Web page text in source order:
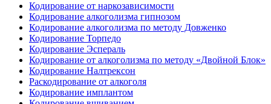
Кодирование от наркозависимости
Кодирование алкоголизма гипнозом
Кодирование алкоголизма по методу Довженко
Кодирование Торпедо
Кодирование Эспераль
Кодирование от алкоголизма по методу «Двойной Блок»
Кодирование Налтрексон
Раскодирование от алкоголя
Кодирование имплантом